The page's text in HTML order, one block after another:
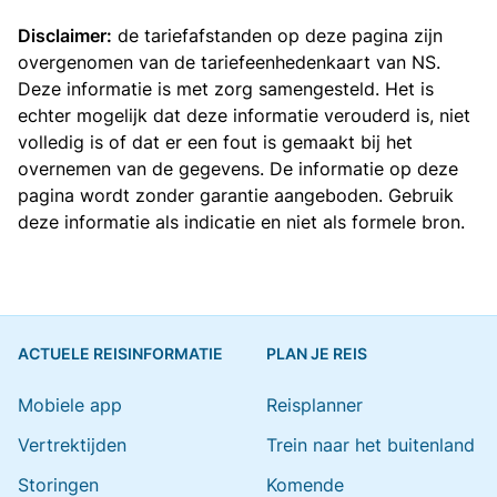
Disclaimer: de tariefafstanden op deze pagina zijn
overgenomen van de tariefeenhedenkaart van NS.
Deze informatie is met zorg samengesteld. Het is
echter mogelijk dat deze informatie verouderd is, niet
volledig is of dat er een fout is gemaakt bij het
overnemen van de gegevens. De informatie op deze
pagina wordt zonder garantie aangeboden. Gebruik
deze informatie als indicatie en niet als formele bron.
ACTUELE REISINFORMATIE
Mobiele app
Vertrektijden
Storingen
PLAN JE REIS
Reisplanner
Trein naar het buitenland
Komende